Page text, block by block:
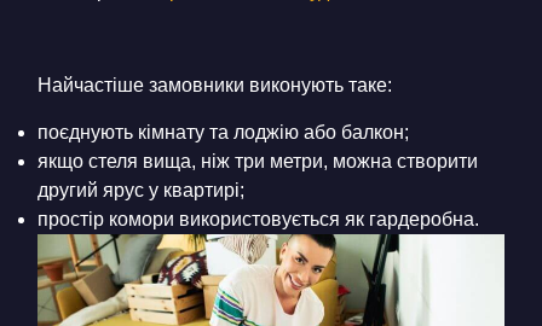
Найчастіше замовники виконують таке:
поєднують кімнату та лоджію або балкон;
якщо стеля вища, ніж три метри, можна створити
другий ярус у квартирі;
простір комори використовується як гардеробна.